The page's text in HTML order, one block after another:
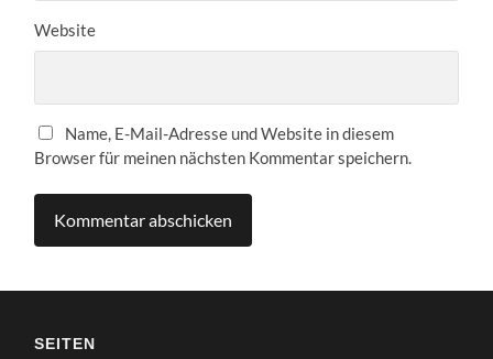
Website
Name, E-Mail-Adresse und Website in diesem
Browser für meinen nächsten Kommentar speichern.
SEITEN